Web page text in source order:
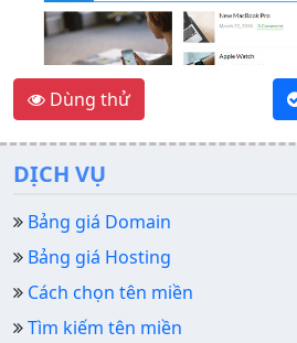
Mẫu web bán hàng
nghiệp giá rẻ
Dùng thử
DỊCH VỤ
Bảng giá Domain
Bảng giá Hosting
Cách chọn tên miền
Tìm kiếm tên miền